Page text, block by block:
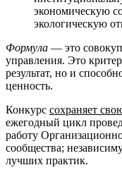
экономическую
экологическую
Формула — это
управления. Это
результат, но и
ценность.
Конкурс сохраняет
ежегодный цикл
работу
сообщества;
лучших практик.